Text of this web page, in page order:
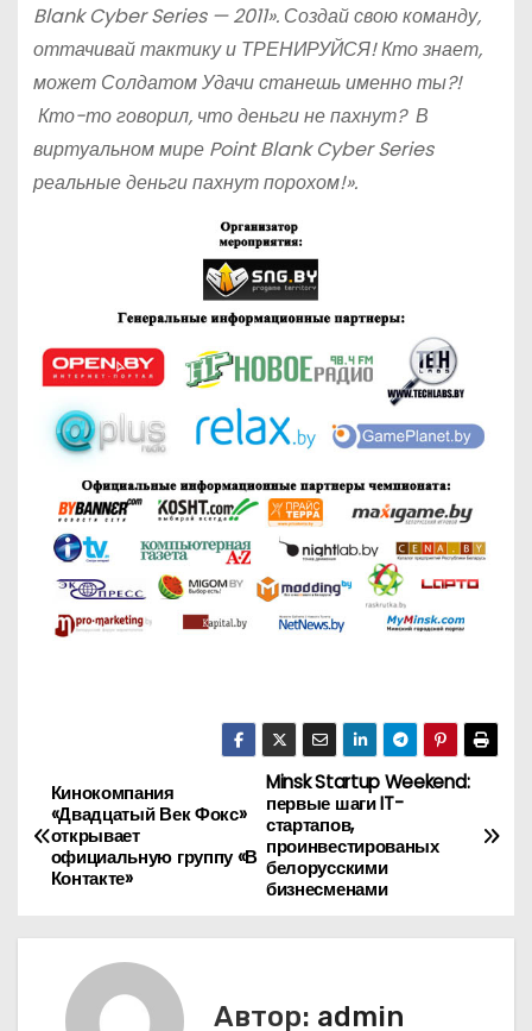
Blank Cyber Series — 2011». Создай свою команду,
оттачивай тактику и ТРЕНИРУЙСЯ! Кто знает,
может Солдатом Удачи станешь именно ты?!
Кто-то говорил, что деньги не пахнут? В
виртуальном мире Point Blank Cyber Series
реальные деньги пахнут порохом!».
Н
а
в
и
Minsk Startup Weekend:
первые шаги IT-
стартапов,
проинвестированых
белорусскими
бизнесменами
Кинокомпания
«Двадцатый Век Фокс»
открывает
официальную группу «В
Контакте»
Автор: admin